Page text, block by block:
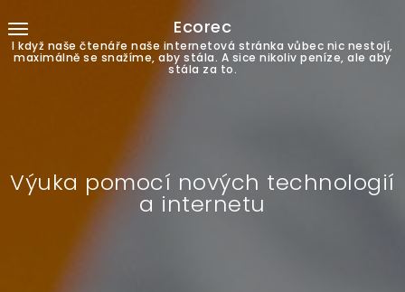
Ecorec
I když naše čtenáře naše internetová stránka vůbec nic nestojí,
maximálně se snažíme, aby stála. A sice nikoliv peníze, ale aby
stála za to.
Výuka pomocí nových technologií
a internetu